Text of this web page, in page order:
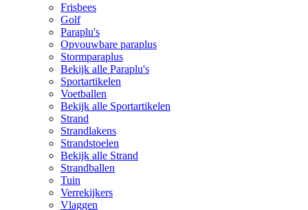
Frisbees
Golf
Paraplu's
Opvouwbare paraplus
Stormparaplus
Bekijk alle Paraplu's
Sportartikelen
Voetballen
Bekijk alle Sportartikelen
Strand
Strandlakens
Strandstoelen
Bekijk alle Strand
Strandballen
Tuin
Verrekijkers
Vlaggen